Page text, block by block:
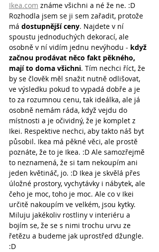
Ikea.com známe všichni a né že ne. :D
Rozhodla jsem se ji sem zařadit, protože
má dostupnější ceny. Najdete v ní
spoustu jednoduchých dekorací, ale
osobně v ní vidím jednu nevýhodu - když
začnou prodávat něco fakt pěkného,
mají to doma všichni. Tím nechci říct, že
by se člověk měl snažit nutně odlišovat,
ve výsledku pokud to vypadá dobře a je
to za rozumnou cenu, tak ideálka, ale já
osobně nemám ráda, když vejdu do
místnosti a je očividný, že je komplet z
Ikei. Respektive nechci, aby takto náš byt
působil. Ikea má pěkné věci, ale prostě
poznáte, že to je Ikea. :D Ale samozřejmě
to neznamená, že si tam nekoupím ani
jeden květináč, jo. :D Ikea je skvělá přes
úložné prostory, vychytávky i nábytek, ale
čeho je moc, toho je moc. Ale co v Ikei
určitě nakoupím ve velkém, jsou kytky.
Miluju jakékoliv rostliny v interiéru a
bojím se, že se s nimi trochu urvu ze
řetězu a budeme jak uprostřed džungle.
:D